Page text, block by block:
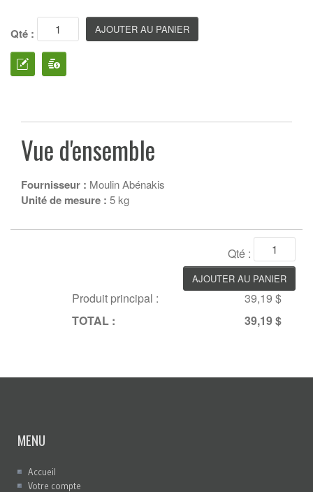
Qté :
Vue d'ensemble
Fournisseur : Moulin Abénakis
Unité de mesure : 5 kg
Qté :
Produit principal :
39,19 $
TOTAL :
39,19 $
MENU
Accueil
Votre compte